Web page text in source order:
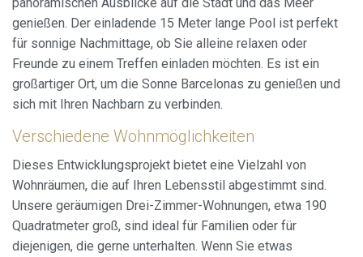
genießen. Der einladende 15 Meter lange Pool ist perfekt
für sonnige Nachmittage, ob Sie alleine relaxen oder
Freunde zu einem Treffen einladen möchten. Es ist ein
großartiger Ort, um die Sonne Barcelonas zu genießen und
sich mit Ihren Nachbarn zu verbinden.
Verschiedene Wohnmöglichkeiten
Dieses Entwicklungsprojekt bietet eine Vielzahl von
Wohnräumen, die auf Ihren Lebensstil abgestimmt sind.
Unsere geräumigen Drei-Zimmer-Wohnungen, etwa 190
Quadratmeter groß, sind ideal für Familien oder für
diejenigen, die gerne unterhalten. Wenn Sie etwas